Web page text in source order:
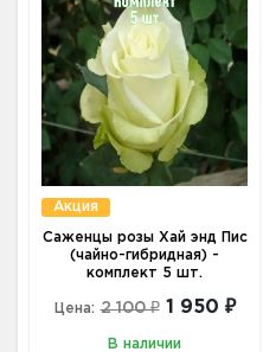
Акция
Саженцы розы Хай энд Пис
(чайно-гибридная) -
комплект 5 шт.
Цена: 2 100 ₽ 1 950 ₽
В наличии